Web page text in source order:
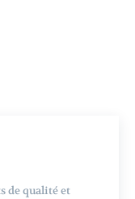
de qualité et